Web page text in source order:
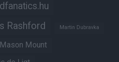
Rashford Martin Dubravka
Mason Mount